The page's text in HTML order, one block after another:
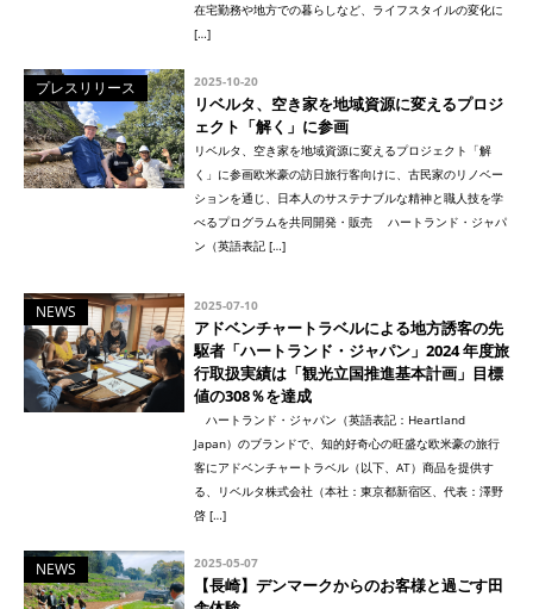
在宅勤務や地方での暮らしなど、ライフスタイルの変化に
[…]
プレスリリース 2025-10-20
リベルタ、空き家を地域資源に変えるプロジ
ェクト「解く」に参画
リベルタ、空き家を地域資源に変えるプロジェクト「解
く」に参画欧米豪の訪日旅行客向けに、古民家のリノベー
ションを通じ、日本人のサステナブルな精神と職人技を学
べるプログラムを共同開発・販売 ハートランド・ジャパ
ン（英語表記 […]
NEWS 2025-07-10
アドベンチャートラベルによる地方誘客の先
駆者「ハートランド・ジャパン」2024 年度旅
行取扱実績は「観光立国推進基本計画」目標
値の308％を達成
ハートランド・ジャパン（英語表記：Heartland
Japan）のブランドで、知的好奇心の旺盛な欧米豪の旅行
客にアドベンチャートラベル（以下、AT）商品を提供す
る、リベルタ株式会社（本社：東京都新宿区、代表：澤野
啓 […]
NEWS 2025-05-07
【長崎】デンマークからのお客様と過ごす田